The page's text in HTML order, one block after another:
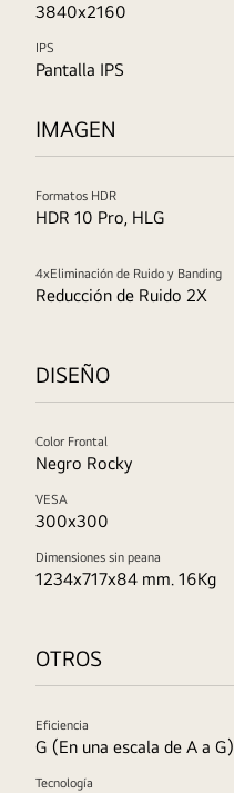
3840x2160
IPS
Pantalla IPS
IMAGEN
Formatos HDR
HDR 10 Pro, HLG
4xEliminación de Ruido y Banding
Reducción de Ruido 2X
DISEÑO
Color Frontal
Negro Rocky
VESA
300x300
Dimensiones sin peana
1234x717x84 mm. 16Kg
OTROS
Eficiencia
G (En una escala de A a G)
Tecnología